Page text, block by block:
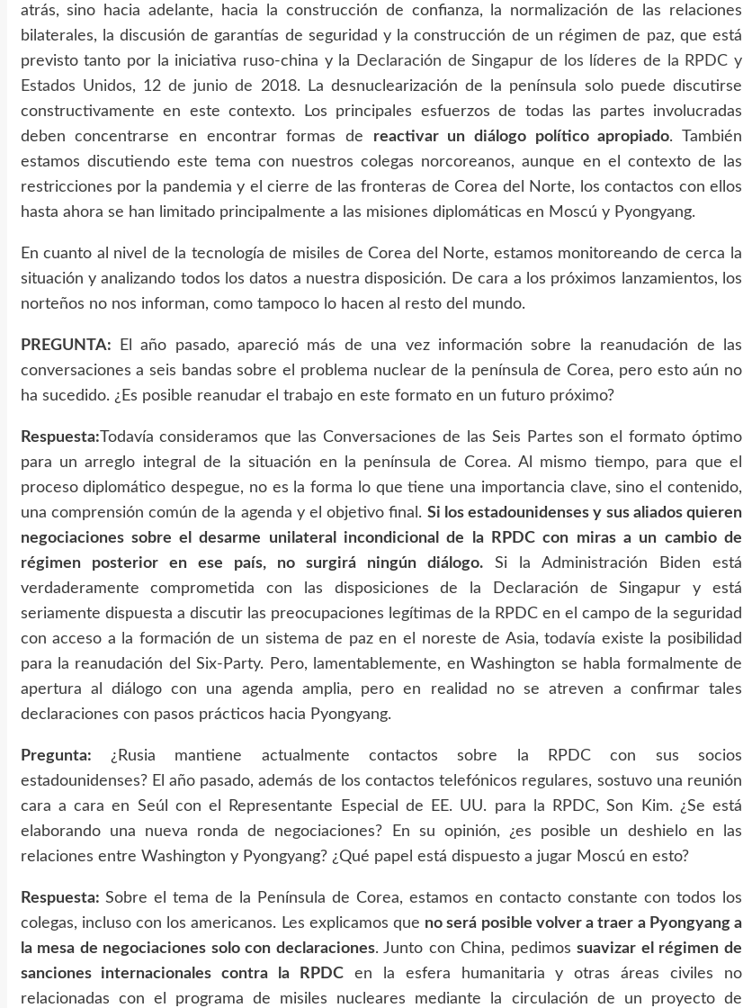
atrás, sino hacia adelante, hacia la construcción de confianza, la normalización de las relaciones
bilaterales, la discusión de garantías de seguridad y la construcción de un régimen de paz, que está
previsto tanto por la iniciativa ruso-china y la
Declaración de Singapur de los líderes de la RPDC y
Estados Unidos, 12 de junio de 2018. La desnuclearización de la península solo puede discutirse
constructivamente en este contexto. Los principales esfuerzos de todas las partes involucradas
deben concentrarse en encontrar formas de reactivar un diálogo político apropiado. También
estamos discutiendo este tema con nuestros colegas norcoreanos, aunque en el contexto de las
restricciones por la pandemia y el cierre de las fronteras de Corea del Norte, los contactos con ellos
hasta ahora se han limitado principalmente a las misiones diplomáticas en Moscú y Pyongyang.
En cuanto al nivel de la tecnología de misiles de Corea del Norte, estamos monitoreando de cerca la
situación y analizando todos los datos a nuestra disposición. De cara a los próximos lanzamientos, los
norteños no nos informan, como tampoco lo hacen al resto del mundo.
PREGUNTA: El año pasado, apareció más de una vez información sobre la reanudación de las
conversaciones a seis bandas sobre el problema nuclear de la península de Corea, pero esto aún no
ha sucedido. ¿Es posible reanudar el trabajo en este formato en un futuro próximo?
Respuesta:Todavía consideramos que las Conversaciones de las Seis Partes son el formato óptimo
para un arreglo integral de la situación en la península de Corea. Al mismo tiempo, para que el
proceso diplomático despegue, no es la forma lo que tiene una importancia clave, sino el contenido,
una comprensión común de la agenda y el objetivo final. Si los estadounidenses y sus aliados quieren
negociaciones sobre el desarme unilateral incondicional de la RPDC con miras a un cambio de
régimen posterior en ese país, no surgirá ningún diálogo.Si la Administración Biden está
verdaderamente comprometida con las disposiciones de la Declaración de Singapur y está
seriamente dispuesta a discutir las preocupaciones legítimas de la RPDC en el campo de la seguridad
con acceso a la formación de un sistema de paz en el noreste de Asia, todavía existe la posibilidad
para la reanudación del Six-Party. Pero, lamentablemente, en Washington se habla formalmente de
apertura al diálogo con una agenda amplia, pero en realidad no se atreven a confirmar tales
declaraciones con pasos prácticos hacia Pyongyang.
Pregunta: ¿Rusia mantiene actualmente contactos sobre la RPDC con sus socios
estadounidenses? El año pasado, además de los contactos telefónicos regulares, sostuvo una reunión
cara a cara en Seúl con el Representante Especial de EE. UU. para la RPDC, Son Kim. ¿Se está
elaborando una nueva ronda de negociaciones? En su opinión, ¿es posible un deshielo en las
relaciones entre Washington y Pyongyang? ¿Qué papel está dispuesto a jugar Moscú en esto?
Respuesta: Sobre el tema de la Península de Corea, estamos en contacto constante con todos los
colegas, incluso con los americanos. Les explicamos que no será posible volver a traer a Pyongyang a
la mesa de negociaciones solo con declaraciones. Junto con China, pedimossuavizar el régimen de
sanciones internacionales contra la RPDC en la esfera humanitaria y otras áreas civiles no
relacionadas con el programa de misiles nucleares mediante la circulación de un proyecto de